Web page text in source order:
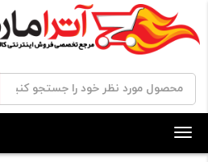
Toggle
navigation